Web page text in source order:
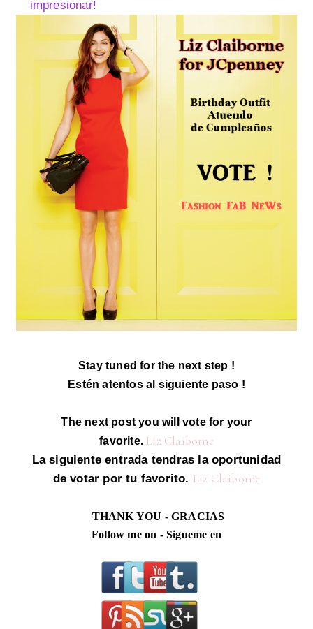
impresionar!
Stay tuned for the next step !
Estén atentos al siguiente paso !
The next post you will vote for your
favorite. Liz Claiborne
La siguiente entrada tendras la oportunidad
de votar por tu favorito. Liz Claiborne
THANK YOU - GRACIAS
Follow me on - Sigueme en